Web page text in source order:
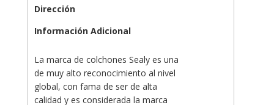
Dirección
Información Adicional
La marca de colchones Sealy es una
de muy alto reconocimiento al nivel
global, con fama de ser de alta
calidad y es considerada la marca